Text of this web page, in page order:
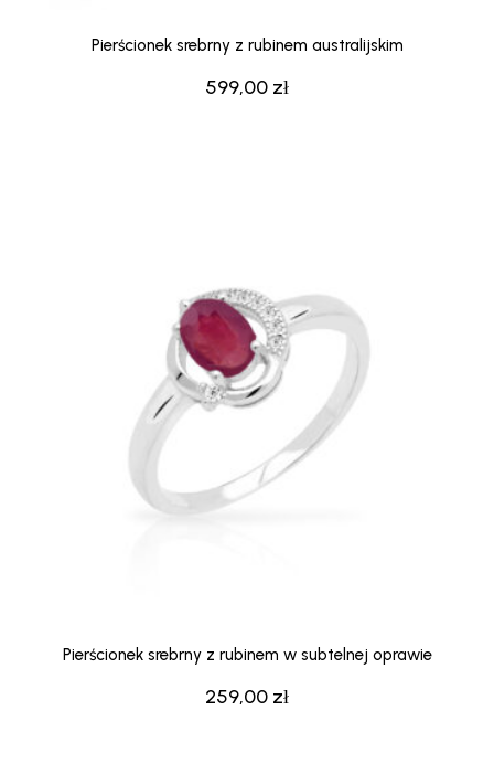
599,00 zł
Pierścionek srebrny z rubinem australijskim
259,00 zł
Pierścionek srebrny z rubinem w subtelnej oprawie